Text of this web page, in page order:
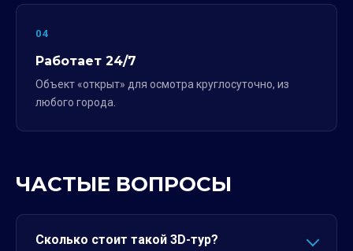
04
Работает 24/7
Объект «открыт» для осмотра круглосуточно, из
любого города.
ЧАСТЫЕ ВОПРОСЫ
Сколько стоит такой 3D-тур?